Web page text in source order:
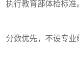
执行教育部体检标
分数优先，不设专